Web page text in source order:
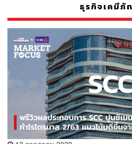
ธุรกิจเคมีภั